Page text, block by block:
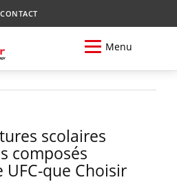
CONTACT
Menu
scolaires
composés
que Choisir